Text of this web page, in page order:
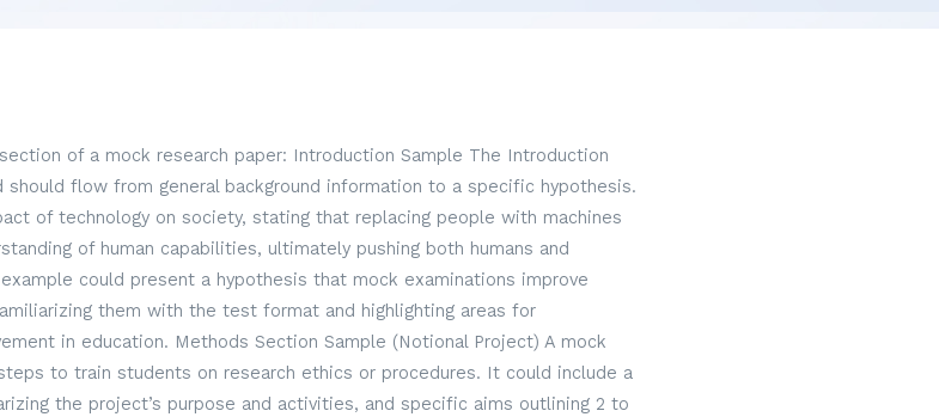
of a mock research paper: Introduction Sample The Introduction
flow from general background information to a specific hypothesis.
of technology on society, stating that replacing people with machines
of human capabilities, ultimately pushing both humans and
could present a hypothesis that mock examinations improve
them with the test format and highlighting areas for
in education. Methods Section Sample (Notional Project) A mock
to train students on research ethics or procedures. It could include a
the project’s purpose and activities, and specific aims outlining 2 to